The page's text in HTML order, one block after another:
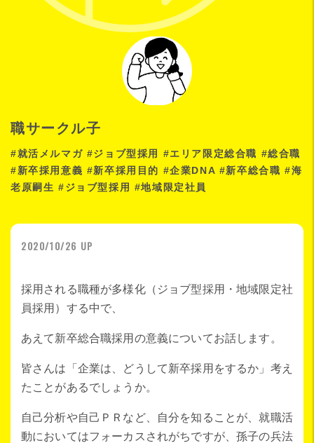
職サークル子
#就活メルマガ #ジョブ型採用 #エリア限定総合職 #総合職
#新卒採用意義 #新卒採用目的 #企業DNA #新卒総合職 #海
老原嗣生 #ジョブ型採用 #地域限定社員
2020/10/26 UP
採用される職種が多様化（ジョブ型採用・地域限定社
員採用）する中で、
あえて新卒総合職採用の意義についてお話します。
皆さんは「企業は、どうして新卒採用をするか」考え
たことがあるでしょうか。
自己分析や自己ＰＲなど、自分を知ることが、就職活
動においてはフォーカスされがちですが、孫子の兵法